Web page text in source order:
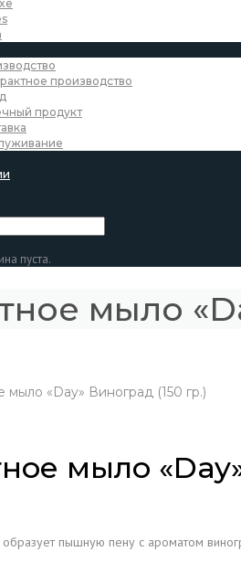
производство
продукт
пуста.
мыло
мыло «Day» Виноград (150 гр.)
мыло
пышную пену с ароматом